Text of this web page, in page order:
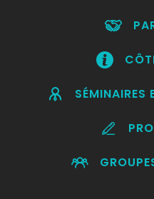
SÉMINAIRES